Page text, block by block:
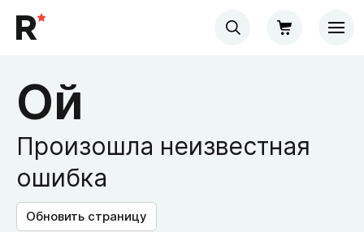
Ой
Произошла неизвестная
ошибка
Обновить страницу